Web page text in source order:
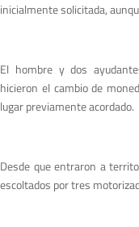
inicialmente solicitada,
El hombre y dos
hicieron el cambio de
lugar previamente acordado.
Desde que entraron a
escoltados por tres